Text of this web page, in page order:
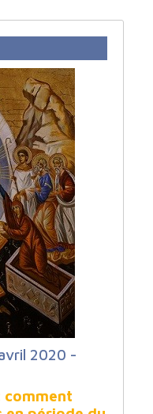
2020 -
comment